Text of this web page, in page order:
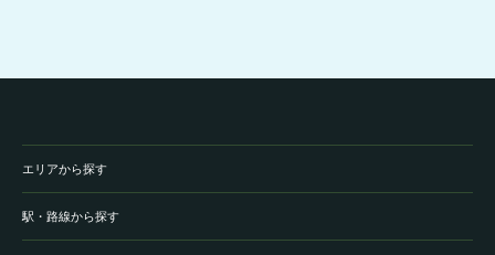
エリアから探す
駅・路線から探す